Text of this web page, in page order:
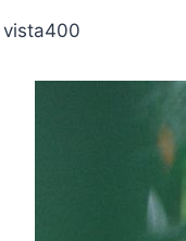
vista400